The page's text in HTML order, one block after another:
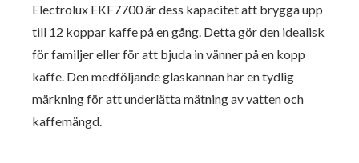
Electrolux EKF7700 är dess kapacitet att brygga upp
till 12 koppar kaffe på en gång. Detta gör den idealisk
för familjer eller för att bjuda in vänner på en kopp
kaffe. Den medföljande glaskannan har en tydlig
märkning för att underlätta mätning av vatten och
kaffemängd.